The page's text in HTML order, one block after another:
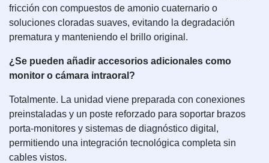
fricción con compuestos de amonio cuaternario o
soluciones cloradas suaves, evitando la degradación
prematura y manteniendo el brillo original.
¿Se pueden añadir accesorios adicionales como
monitor o cámara intraoral?
Totalmente. La unidad viene preparada con conexiones
preinstaladas y un poste reforzado para soportar brazos
porta-monitores y sistemas de diagnóstico digital,
permitiendo una integración tecnológica completa sin
cables vistos.